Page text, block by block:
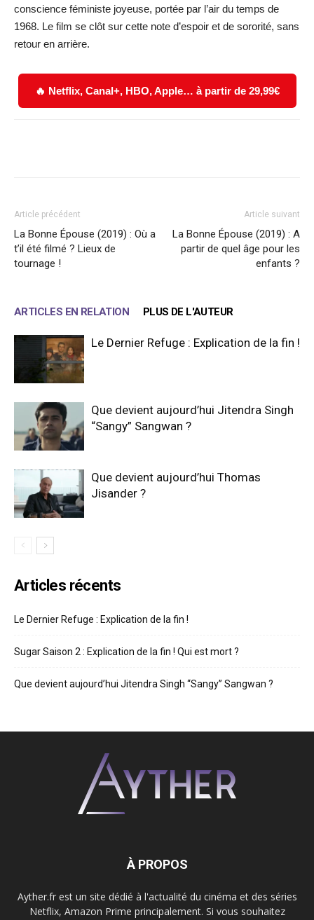
conscience féministe joyeuse, portée par l’air du temps de
1968. Le film se clôt sur cette note d’espoir et de sororité, sans
retour en arrière.
🔥 Netflix, Canal+, HBO, Apple… à partir de 29,99€
Article précédent
La Bonne Épouse (2019) : Où a
t’il été filmé ? Lieux de
tournage !
Article suivant
La Bonne Épouse (2019) : A
partir de quel âge pour les
enfants ?
ARTICLES EN RELATION PLUS DE L'AUTEUR
Le Dernier Refuge : Explication de la fin !
Que devient aujourd’hui Jitendra Singh
“Sangy” Sangwan ?
Que devient aujourd’hui Thomas
Jisander ?
Articles récents
Le Dernier Refuge : Explication de la fin !
Sugar Saison 2 : Explication de la fin ! Qui est mort ?
Que devient aujourd’hui Jitendra Singh “Sangy” Sangwan ?
À PROPOS
Ayther.fr est un site dédié à l'actualité du cinéma et des séries
Netflix, Amazon Prime principalement. Si vous souhaitez